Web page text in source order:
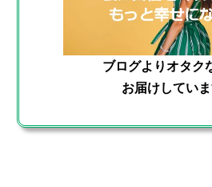
ブログよりオタク
お届けしてい